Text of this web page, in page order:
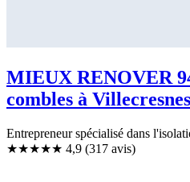
MIEUX RENOVER
combles à Villecresnes
Entrepreneur spécialisé dans
★★★★★ 4,9 (317 avis)